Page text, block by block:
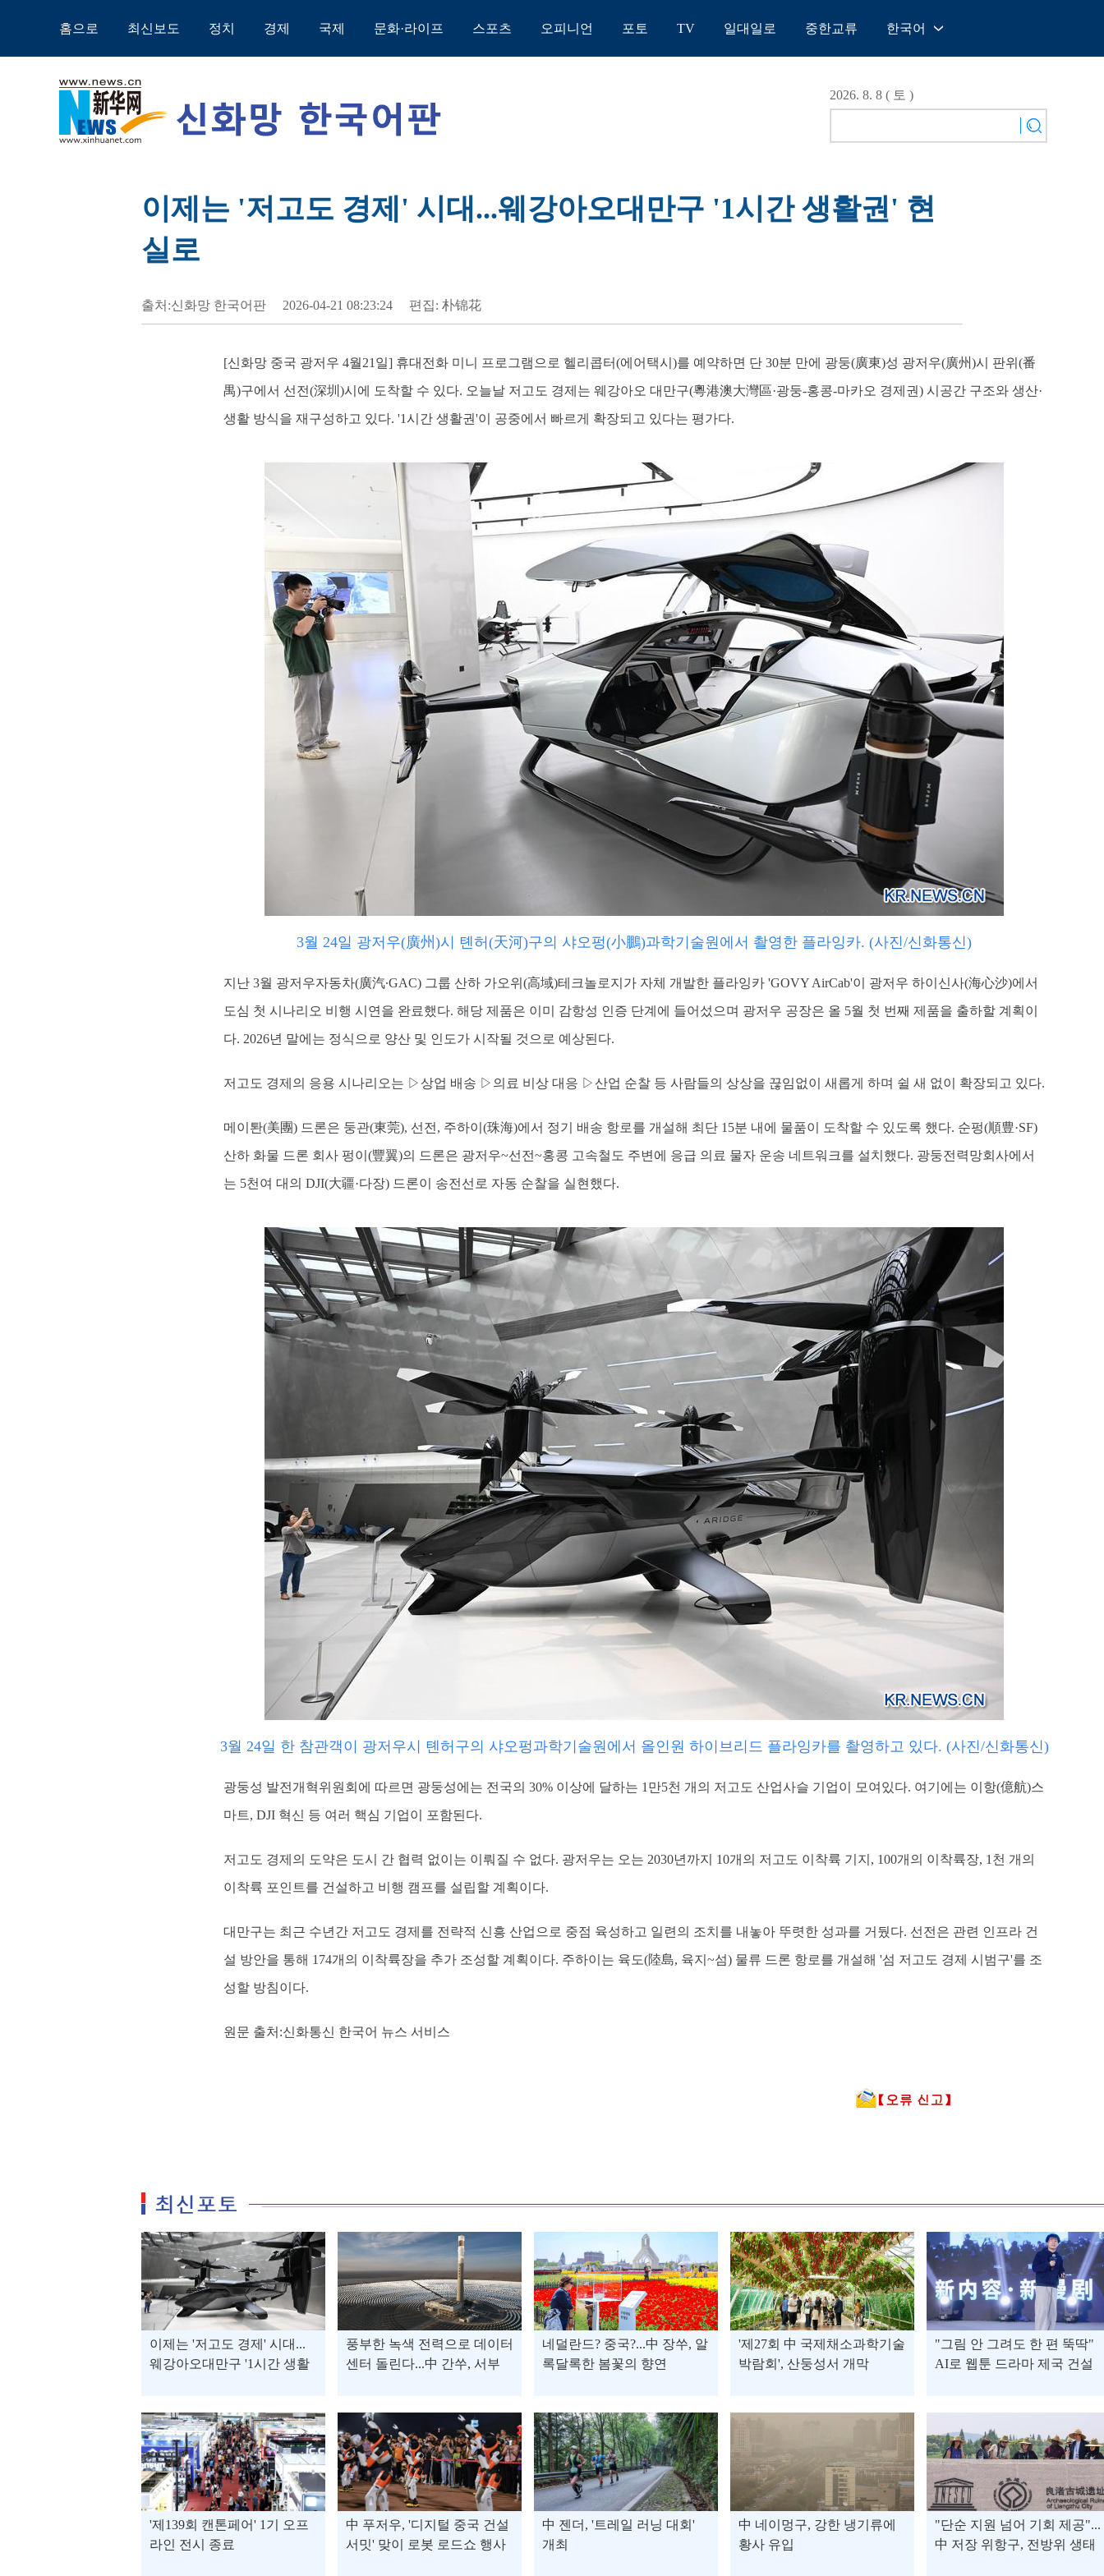
홈으로 최신보도 정치 경제 국제 문화·라이프 스포츠 오피니언 포토 TV 일대일로 중한교류 한국어
English
Español
日本語
2026. 8. 8 ( 토 )
이제는 '저고도 경제' 시대...웨강아오대만구 '1시간 생활권' 현
실로
출처:신화망 한국어판 2026-04-21 08:23:24 편집: 朴锦花
[신화망 중국 광저우 4월21일] 휴대전화 미니 프로그램으로 헬리콥터(에어택시)를 예약하면 단 30분 만에 광둥(廣東)성 광저우(廣州)시 판위(番
禺)구에서 선전(深圳)시에 도착할 수 있다. 오늘날 저고도 경제는 웨강아오 대만구(粵港澳大灣區·광둥-홍콩-마카오 경제권) 시공간 구조와 생산·
생활 방식을 재구성하고 있다. '1시간 생활권'이 공중에서 빠르게 확장되고 있다는 평가다.
3월 24일 광저우(廣州)시 톈허(天河)구의 샤오펑(小鵬)과학기술원에서 촬영한 플라잉카. (사진/신화통신)
지난 3월 광저우자동차(廣汽∙GAC) 그룹 산하 가오위(高域)테크놀로지가 자체 개발한 플라잉카 'GOVY AirCab'이 광저우 하이신사(海心沙)에서
도심 첫 시나리오 비행 시연을 완료했다. 해당 제품은 이미 감항성 인증 단계에 들어섰으며 광저우 공장은 올 5월 첫 번째 제품을 출하할 계획이
다. 2026년 말에는 정식으로 양산 및 인도가 시작될 것으로 예상된다.
저고도 경제의 응용 시나리오는 ▷상업 배송 ▷의료 비상 대응 ▷산업 순찰 등 사람들의 상상을 끊임없이 새롭게 하며 쉴 새 없이 확장되고 있다.
메이퇀(美團) 드론은 둥관(東莞), 선전, 주하이(珠海)에서 정기 배송 항로를 개설해 최단 15분 내에 물품이 도착할 수 있도록 했다. 순펑(順豊·SF)
산하 화물 드론 회사 펑이(豐翼)의 드론은 광저우~선전~홍콩 고속철도 주변에 응급 의료 물자 운송 네트워크를 설치했다. 광둥전력망회사에서
는 5천여 대의 DJI(大疆·다장) 드론이 송전선로 자동 순찰을 실현했다.
3월 24일 한 참관객이 광저우시 톈허구의 샤오펑과학기술원에서 올인원 하이브리드 플라잉카를 촬영하고 있다. (사진/신화통신)
광둥성 발전개혁위원회에 따르면 광둥성에는 전국의 30% 이상에 달하는 1만5천 개의 저고도 산업사슬 기업이 모여있다. 여기에는 이항(億航)스
마트, DJI 혁신 등 여러 핵심 기업이 포함된다.
저고도 경제의 도약은 도시 간 협력 없이는 이뤄질 수 없다. 광저우는 오는 2030년까지 10개의 저고도 이착륙 기지, 100개의 이착륙장, 1천 개의
이착륙 포인트를 건설하고 비행 캠프를 설립할 계획이다.
대만구는 최근 수년간 저고도 경제를 전략적 신흥 산업으로 중점 육성하고 일련의 조치를 내놓아 뚜렷한 성과를 거뒀다. 선전은 관련 인프라 건
설 방안을 통해 174개의 이착륙장을 추가 조성할 계획이다. 주하이는 육도(陸島, 육지~섬) 물류 드론 항로를 개설해 '섬 저고도 경제 시범구'를 조
성할 방침이다.
원문 출처:신화통신 한국어 뉴스 서비스
이제는 '저고도 경제' 시대...
웨강아오대만구 '1시간 생활
풍부한 녹색 전력으로 데이터
센터 돌린다...中 간쑤, 서부
네덜란드? 중국?...中 장쑤, 알
록달록한 봄꽃의 향연
'제27회 中 국제채소과학기술
박람회', 산둥성서 개막
"그림 안 그려도 한 편 뚝딱"
AI로 웹툰 드라마 제국 건설
'제139회 캔톤페어' 1기 오프
라인 전시 종료
中 푸저우, '디지털 중국 건설
서밋' 맞이 로봇 로드쇼 행사
中 젠더, '트레일 러닝 대회'
개최
中 네이멍구, 강한 냉기류에
황사 유입
"단순 지원 넘어 기회 제공"...
中 저장 위항구, 전방위 생태